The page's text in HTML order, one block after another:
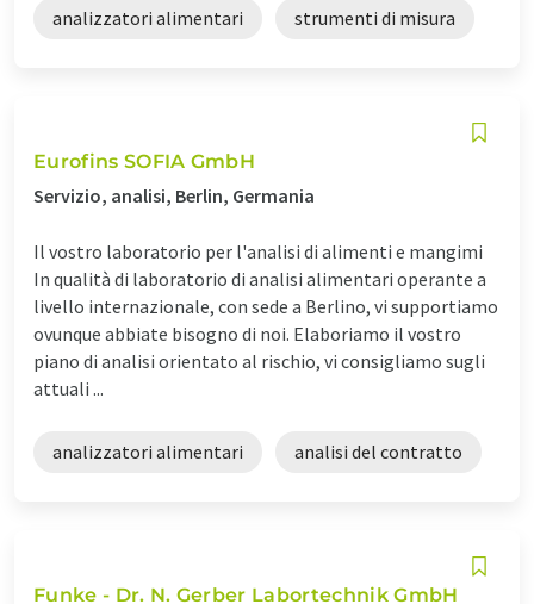
analizzatori alimentari strumenti di misura
Eurofins SOFIA GmbH
Servizio, analisi, Berlin, Germania
Il vostro laboratorio per l'analisi di alimenti e mangimi
In qualità di laboratorio di analisi alimentari operante a
livello internazionale, con sede a Berlino, vi supportiamo
ovunque abbiate bisogno di noi. Elaboriamo il vostro
piano di analisi orientato al rischio, vi consigliamo sugli
attuali ...
analizzatori alimentari analisi del contratto
Funke - Dr. N. Gerber Labortechnik GmbH